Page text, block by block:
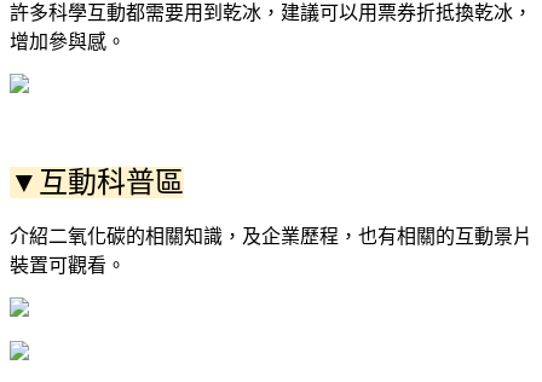
許多科學互動都需要用到乾冰，建議可以用票券折抵換乾冰，
增加參與感。
▼互動科普區
介紹二氧化碳的相關知識，及企業歷程，也有相關的互動景片
裝置可觀看。